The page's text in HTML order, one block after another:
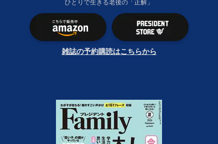
ひとりで生きる老後の「正解」
雑誌の予約購読はこちらから